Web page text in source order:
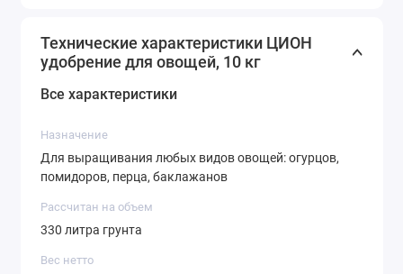
Продуктивен до 3 лет.
Экологически безопасен. Не является
минеральным удобрением, не содержит
ускорителей роста.
Рекомендован для прямого контакта с
корневой системой. Передозировка и корневой
ожог невозможны.
Технические характеристики ЦИОН
удобрение для овощей, 10 кг
Все характеристики
Назначение
Для выращивания любых видов овощей: огурцов,
помидоров, перца, баклажанов
Рассчитан на объем
330 литра грунта
Вес нетто